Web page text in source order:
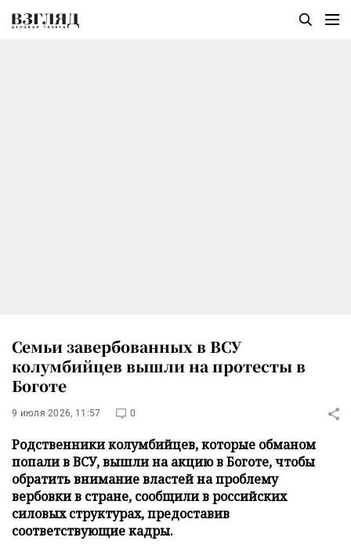
Семьи завербованных в ВСУ
колумбийцев вышли на протесты в
Боготе
9 июля 2026, 11:57 0
Родственники колумбийцев, которые обманом
попали в ВСУ, вышли на акцию в Боготе, чтобы
обратить внимание властей на проблему
вербовки в стране, сообщили в российских
силовых структурах, предоставив
соответствующие кадры.